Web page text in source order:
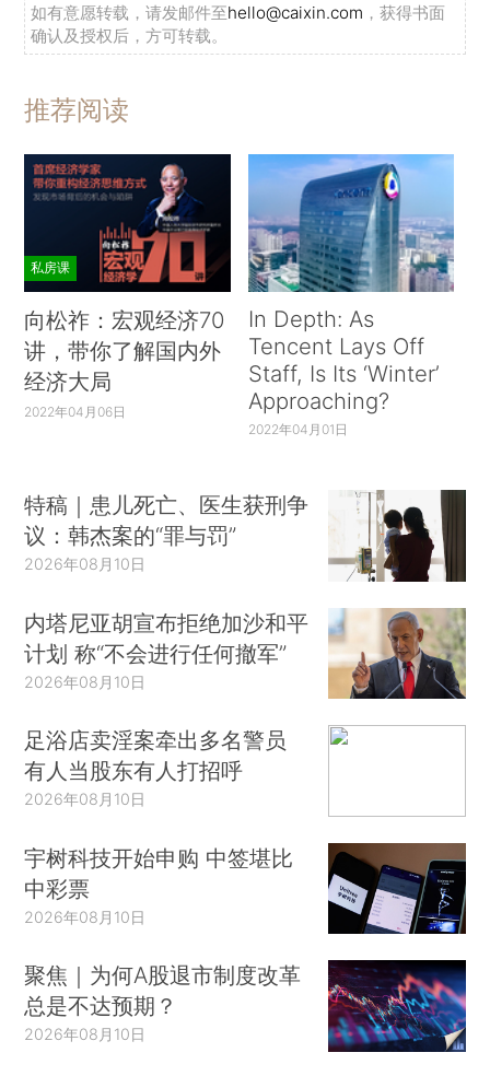
如有意愿转载，请发邮件至hello@caixin.com ，获得书面
确认及授权后，方可转载。
推荐阅读
私房课
向松祚：宏观经济70
讲，带你了解国内外
经济大局
2022年04月06日
In Depth: As
Tencent Lays Off
Staff, Is Its ‘Winter’
Approaching?
2022年04月01日
特稿｜患儿死亡、医生获刑争
议：韩杰案的“罪与罚”
2026年08月10日
内塔尼亚胡宣布拒绝加沙和平
计划 称“不会进行任何撤军”
2026年08月10日
足浴店卖淫案牵出多名警员
有人当股东有人打招呼
2026年08月10日
宇树科技开始申购 中签堪比
中彩票
2026年08月10日
聚焦｜为何A股退市制度改革
总是不达预期？
2026年08月10日